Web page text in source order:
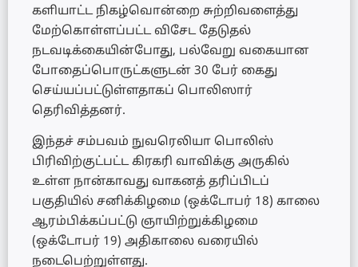
களியாட்ட நிகழ்வொன்றை சுற்றிவளைத்து
மேற்கொள்ளப்பட்ட விசேட தேடுதல்
நடவடிக்கையின்போது, பல்வேறு வகையான
போதைப்பொருட்களுடன் 30 பேர் கைது
செய்யப்பட்டுள்ளதாகப் பொலிஸார்
தெரிவித்தனர்.
இந்தச் சம்பவம் நுவரெலியா பொலிஸ்
பிரிவிற்குட்பட்ட கிரகரி வாவிக்கு அருகில்
உள்ள நான்காவது வாகனத் தரிப்பிடப்
பகுதியில் சனிக்கிழமை (ஒக்டோபர் 18) காலை
ஆரம்பிக்கப்பட்டு ஞாயிற்றுக்கிழமை
(ஒக்டோபர் 19) அதிகாலை வரையில்
நடைபெற்றுள்ளது.